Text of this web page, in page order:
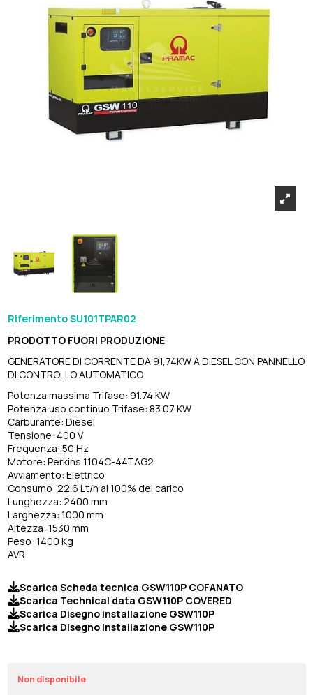
RiferimentoSU101TPAR02
PRODOTTO FUORI PRODUZIONE
GENERATORE DI CORRENTE DA 91,74KW A DIESEL CON PANNELLO
DI CONTROLLO AUTOMATICO
Potenza massima Trifase: 91.74 KW
Potenza uso continuo Trifase: 83.07 KW
Carburante: Diesel
Tensione: 400 V
Frequenza: 50 Hz
Motore: Perkins 1104C-44TAG2
Avviamento: Elettrico
Consumo: 22.6 Lt/h al 100% del carico
Lunghezza: 2400 mm
Larghezza: 1000 mm
Altezza: 1530 mm
Peso: 1400 Kg
AVR
Scarica Scheda tecnica GSW110P COFANATO
Scarica Technical data GSW110P COVERED
Scarica Disegno installazione GSW110P
Scarica Disegno installazione GSW110P
Non disponibile